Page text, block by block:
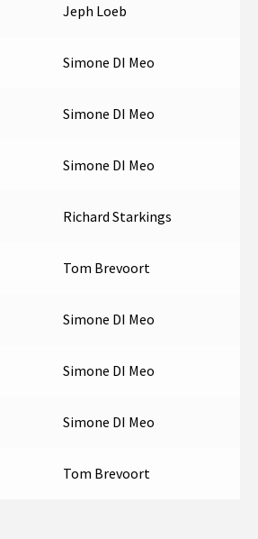
Jeph Loeb
Simone DI Meo
Simone DI Meo
Simone DI Meo
Richard Starkings
Tom Brevoort
Simone DI Meo
Simone DI Meo
Simone DI Meo
Tom Brevoort